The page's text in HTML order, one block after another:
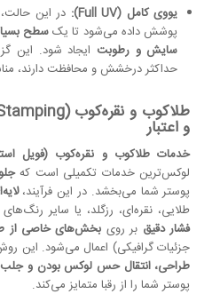
یووی کامل (Full UV):
در این حالت،
پوشش داده می‌شود تا یکسطح
سایش و رطوبت ایجاد شود. این
حداکثر درخشش و محافظت دارند،
و اعتبار
خدمات طلاکوب و نقره‌کوب (فویل
لوکس‌ترین خدمات تکمیلی است که
پوستر شما می‌بخشد. در این فرآیند،
طلایی، نقره‌ای، رزگلد، یا سایر
فشار دقیق بر روی بخش‌های خاصی از
جزئیات گرافیکی) اعمال می‌شود. این
طراحی، انتقال حس لوکس بودن و جلب
پوستر شما را از رقبا متمایز می‌کند.